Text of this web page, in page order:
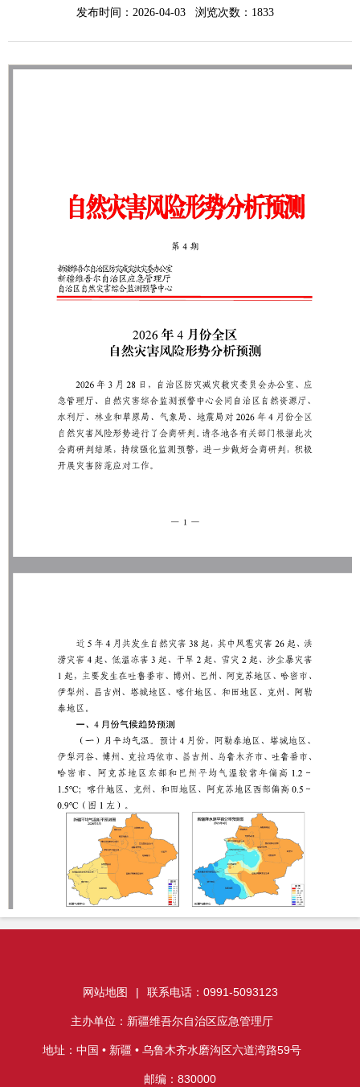
发布时间：2026-04-03 浏览次数： 1833
网站地图 | 联系电话：0991-5093123
主办单位：新疆维吾尔自治区应急管理厅
地址：中国 • 新疆 • 乌鲁木齐水磨沟区六道湾路59号
邮编：830000